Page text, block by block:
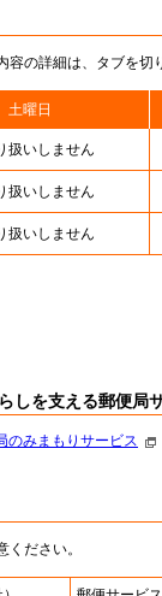
の詳細は、タブを切
土曜日
扱いしません
扱いしません
扱いしません
しを支える郵便局
のみまもりサービス
ださい。